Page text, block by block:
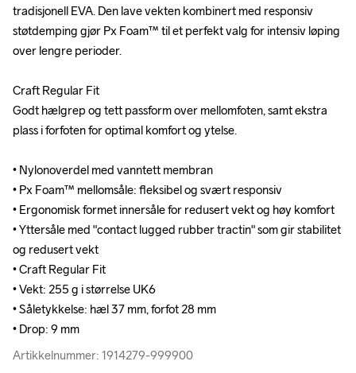
tradisjonell EVA. Den lave vekten kombinert med responsiv
støtdemping gjør Px Foam™ til et perfekt valg for intensiv løping
over lengre perioder.
Craft Regular Fit
Godt hælgrep og tett passform over mellomfoten, samt ekstra
plass i forfoten for optimal komfort og ytelse.
• Nylonoverdel med vanntett membran
• Px Foam™ mellomsåle: fleksibel og svært responsiv
• Ergonomisk formet innersåle for redusert vekt og høy komfort
• Yttersåle med "contact lugged rubber tractin" som gir stabilitet
og redusert vekt
• Craft Regular Fit
• Vekt: 255 g i størrelse UK6
• Såletykkelse: hæl 37 mm, forfot 28 mm
• Drop: 9 mm
Artikkelnummer: 1914279-999900
tradisjonell EVA. Den lave vekten kombinert med responsiv
støtdemping gjør Px Foam™ til et perfekt valg for intensiv løping
over lengre perioder.
Craft Regular Fit
Godt hælgrep og tett passform over mellomfoten, samt ekstra
plass i forfoten for optimal komfort og ytelse.
• Nylonoverdel med vanntett membran
• Px Foam™ mellomsåle: fleksibel og svært responsiv
• Ergonomisk formet innersåle for redusert vekt og høy komfort
• Yttersåle med "contact lugged rubber tractin" som gir stabilitet
og redusert vekt
• Craft Regular Fit
• Vekt: 255 g i størrelse UK6
• Såletykkelse: hæl 37 mm, forfot 28 mm
• Drop: 9 mm
Artikkelnummer: 1914279-999900